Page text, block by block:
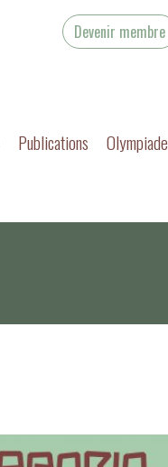
Devenir membre
Publications Olympiade